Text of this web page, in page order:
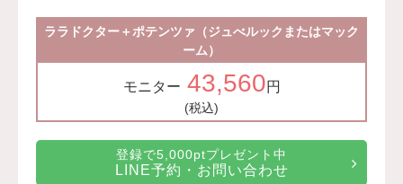
ララドクター＋ポテンツァ（ジュべルックまたはマック
ーム）
モニター 43,560円
(税込)
登録で5,000ptプレゼント中
LINE予約・お問い合わせ